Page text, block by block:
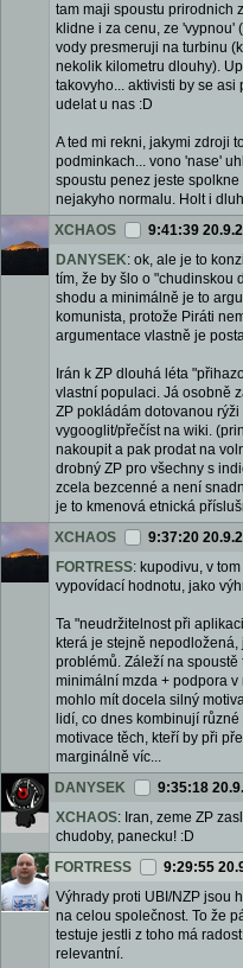
tam maji spoustu prirodnich
klidne i za cenu, ze
vody presmeruji na turbinu
nekolik kilometru dlouhy).
takovyho... aktivisti by se asi
udelat u nas :D
A ted mi rekni, jakymi zdroji
podminkach... vono 'nase'
spoustu penez jeste
nejakyho normalu. Holt i
XCHAOS
9:41:39
DANYSEK: ok, ale je to
tím, že by šlo o "chudinskou
shodu a minimálně je to
komunista, protože Piráti
argumentace vlastně je
Irán k ZP dlouhá léta
vlastní populaci. Já osobně
ZP pokládám dotovanou
vygooglit/přečíst na wiki.
nakoupit a pak prodat na
drobný ZP pro všechny s
zcela bezcenné a není
je to kmenová etnická
XCHAOS
9:37:20
FORTRESS: kupodivu, v
vypovídací hodnotu, jako
Ta "neudržitelnost při
která je stejně
problémů. Záleží na
minimální mzda + podpora
mohlo mít docela silný
lidí, co dnes kombinují
motivace těch, kteří by při
marginálně víc...
DANYSEK
9:35:18
XCHAOS: Iran, zeme ZP
chudoby, panecku! :D
FORTRESS
9:29:55
Výhrady proti UBI/NZP jsou
na celou společnost. To že
testuje jestli z toho má
relevantní.